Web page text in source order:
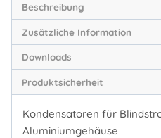
Beschreibung
Zusätzliche Information
Downloads
Produktsicherheit
Kondensatoren für
Aluminiumgehäuse